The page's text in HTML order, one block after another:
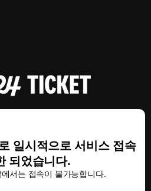
일시적으로 서비스 접속
되었습니다.
서는 접속이 불가능합니다.